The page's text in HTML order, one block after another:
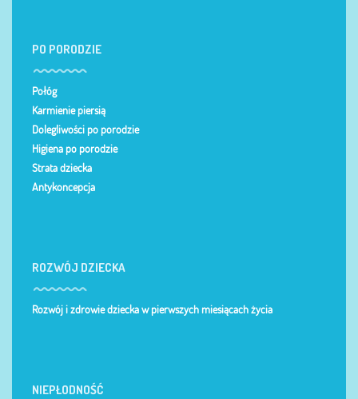
PO PORODZIE
Połóg
Karmienie piersią
Dolegliwości po porodzie
Higiena po porodzie
Strata dziecka
Antykoncepcja
ROZWÓJ DZIECKA
Rozwój i zdrowie dziecka w pierwszych miesiącach życia
NIEPŁODNOŚĆ